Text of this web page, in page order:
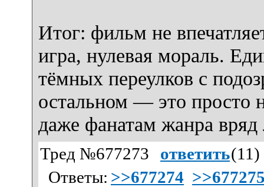
Итог: фильм не
игра, нулевая мораль.
тёмных переулков с
остальном — это просто
даже фанатам жанра вряд
Тред №677273 ответить(11 )
Ответы: >>677274